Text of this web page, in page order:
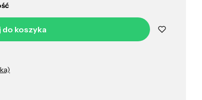
do koszyka